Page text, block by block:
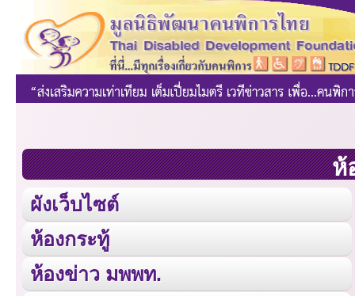
ห้
ผังเว็บไซต์
ห้องกระทู้
ห้องข่าว มพพท.